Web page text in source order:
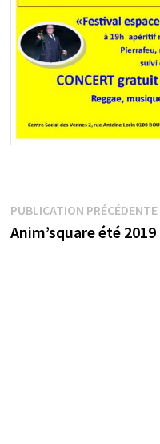
Navigation
de
PUBLICATION PRÉCÉDENTE
Anim’square été 2019